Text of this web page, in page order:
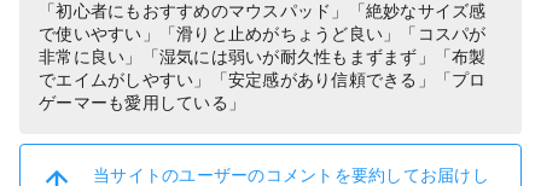
「初心者にもおすすめのマウスパッド」「絶妙なサイズ感
で使いやすい」「滑りと止めがちょうど良い」「コスパが
非常に良い」「湿気には弱いが耐久性もまずまず」「布製
でエイムがしやすい」「安定感があり信頼できる」「プロ
ゲーマーも愛用している」
当サイトのユーザーのコメントを要約してお届けし